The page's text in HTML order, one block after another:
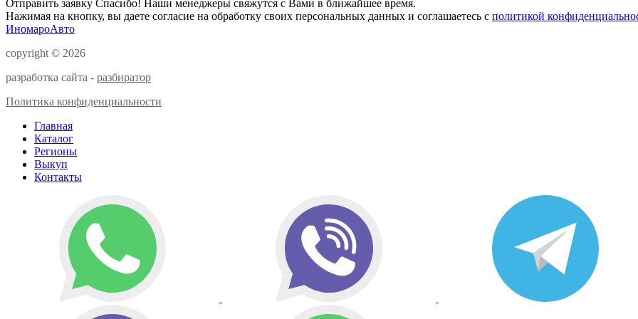
Отправить заявку Спасибо! Наши менеджеры свяжутся с Вами в ближайшее время.
Нажимая на кнопку, вы даете согласие на обработку своих персональных данных и соглашаетесь с политикой
ИномароАвто
copyright © 2026
разработка сайта - разбиратор
Политика конфиденциальности
Главная
Каталог
Регионы
Выкуп
Контакты